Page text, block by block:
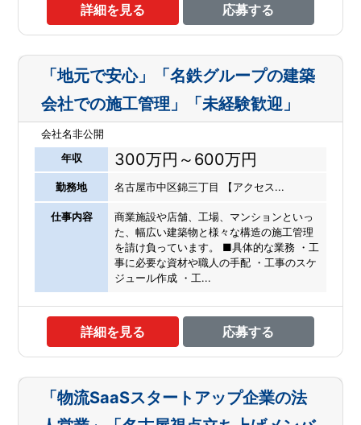
詳細を見る 応募する
「地元で安心」「名鉄グループの建築
会社での施工管理」「未経験歓迎」
会社名非公開
年収
300万円～600万円
勤務地 名古屋市中区錦三丁目 【アクセス...
仕事内容
商業施設や店舗、工場、マンションといっ
た、幅広い建築物と様々な構造の施工管理
を請け負っています。 ■具体的な業務 ・工
事に必要な資材や職人の手配 ・工事のスケ
ジュール作成 ・工...
詳細を見る 応募する
「物流SaaSスタートアップ企業の法